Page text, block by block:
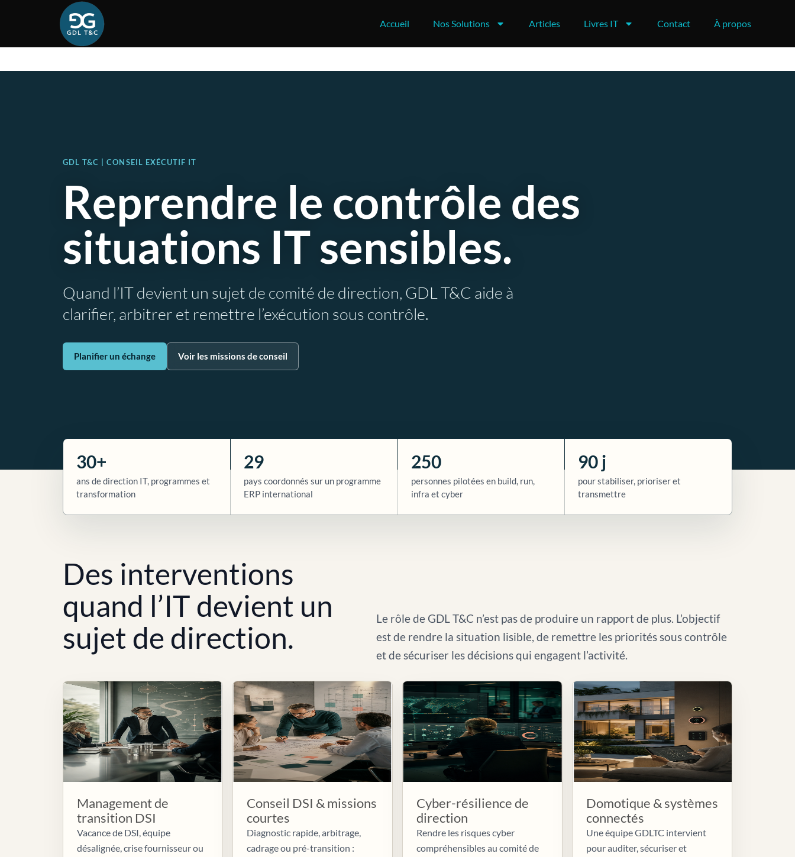
Accueil Nos Solutions Articles Livres IT Contact À propos
GDL T&C | CONSEIL EXÉCUTIF IT
Reprendre le contrôle des
situations IT sensibles.
Quand l’IT devient un sujet de comité de direction, GDL T&C aide à
clarifier, arbitrer et remettre l’exécution sous contrôle.
Planifier un échange Voir les missions de conseil
30+
ans de direction IT, programmes et
transformation
29
pays coordonnés sur un programme
ERP international
250
personnes pilotées en build, run,
infra et cyber
90 j
pour stabiliser, prioriser et
transmettre
Des interventions
quand l’IT devient un
sujet de direction.
Le rôle de GDL T&C n’est pas de produire un rapport de plus. L’objectif
est de rendre la situation lisible, de remettre les priorités sous contrôle
et de sécuriser les décisions qui engagent l’activité.
Management de
transition DSI
Vacance de DSI, équipe
désalignée, crise fournisseur ou
Conseil DSI & missions
courtes
Diagnostic rapide, arbitrage,
cadrage ou pré-transition :
Cyber-résilience de
direction
Rendre les risques cyber
compréhensibles au comité de
Domotique & systèmes
connectés
Une équipe GDLTC intervient
pour auditer, sécuriser et